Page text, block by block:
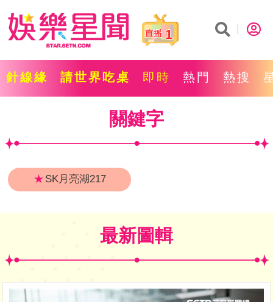
1
針線緣 請世界吃桌 即時 熱門 熱搜
關鍵字
★ SK月亮湖217
最新圖輯